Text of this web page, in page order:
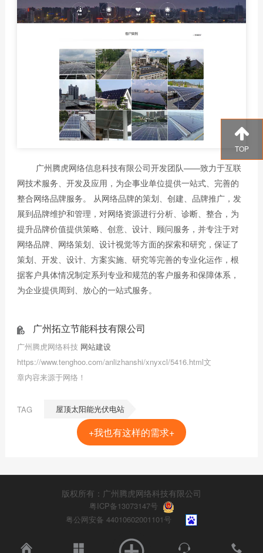
TOP
广州腾虎网络信息科技有限公司开发团队——致力于互联
网技术服务、开发及应用，为企事业单位提供一站式、完善的
整合网络品牌服务。 从网络品牌的策划、创建、品牌推广，发
展到品牌维护和管理，对网络资源进行分析、诊断、整合，为
提升品牌价值提供策略、创意、设计、顾问服务，并专注于对
网络品牌、网络策划、设计视觉等方面的探索和研究，保证了
策划、开发、设计、方案实施、研究等完善的专业化运作，根
据客户具体情况制定系列专业和规范的客户服务和保障体系，
为企业提供周到、放心的一站式服务。
广州拓立节能科技有限公司
广州腾虎网络科技 网站建设
https://www.tenghoo.com/anlizhanshi/xnyxcl/5416.html文
章内容来源于网络！
TAG 屋顶太阳能光伏电站
+我也有这样的需求+
版权所有：广州腾虎网络科技有限公司
粤ICP备13073147号
粤公网安备 44010602001101号